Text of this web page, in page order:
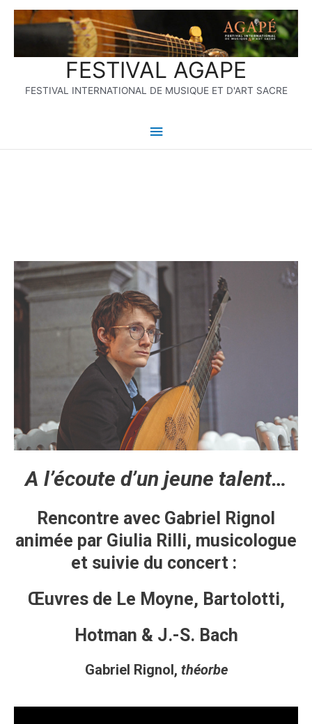
FESTIVAL AGAPE
FESTIVAL INTERNATIONAL DE MUSIQUE ET D'ART SACRE
Menu
principal
A l’écoute d’un jeune talent…
Rencontre avec Gabriel Rignol
animée par Giulia Rilli, musicologue
et suivie du concert :
Œuvres de Le Moyne, Bartolotti,
Hotman & J.-S. Bach
Gabriel Rignol, théorbe